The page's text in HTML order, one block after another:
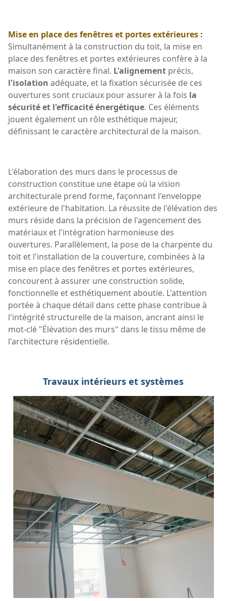
Mise en place des fenêtres et portes extérieures :
Simultanément à la construction du toit, la mise en
place des fenêtres et portes extérieures confère à la
maison son caractère final. L'alignement précis,
l'isolation adéquate, et la fixation sécurisée de ces
ouvertures sont cruciaux pour assurer à la fois la
sécurité et l'efficacité énergétique. Ces éléments
jouent également un rôle esthétique majeur,
définissant le caractère architectural de la maison.
L'élaboration des murs dans le processus de
construction constitue une étape où la vision
architecturale prend forme, façonnant l'enveloppe
extérieure de l'habitation. La réussite de l'élévation des
murs réside dans la précision de l'agencement des
matériaux et l'intégration harmonieuse des
ouvertures. Parallèlement, la pose de la charpente du
toit et l'installation de la couverture, combinées à la
mise en place des fenêtres et portes extérieures,
concourent à assurer une construction solide,
fonctionnelle et esthétiquement aboutie. L'attention
portée à chaque détail dans cette phase contribue à
l'intégrité structurelle de la maison, ancrant ainsi le
mot-clé "Élévation des murs" dans le tissu même de
l'architecture résidentielle.
Travaux intérieurs et systèmes